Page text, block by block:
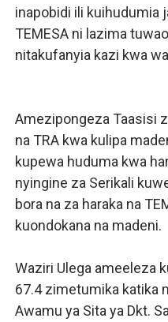
inapobidi ili kuihudumia
TEMESA ni lazima
nitakufanyia kazi kwa
Amezipongeza Taasisi
na TRA kwa kulipa
kupewa huduma kwa
nyingine za Serikali
bora na za haraka na
kuondokana na madeni.
Waziri Ulega ameeleza
67.4 zimetumika katika
Awamu ya Sita ya Dkt.